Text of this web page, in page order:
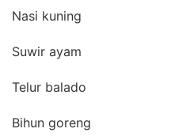
Nasi kuning
Suwir ayam
Telur balado
Bihun goreng